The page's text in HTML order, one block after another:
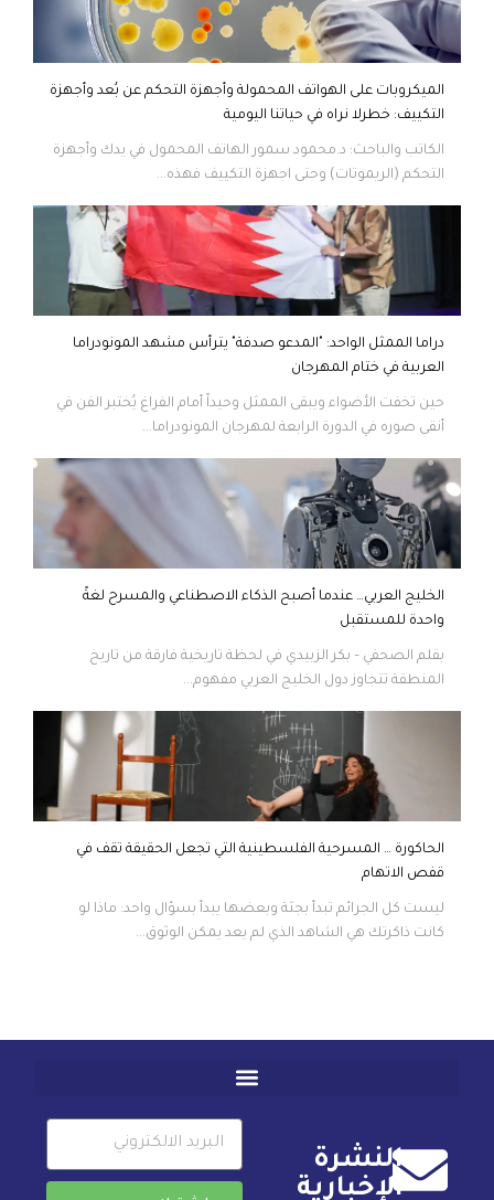
الميكروبات على الهواتف المحمولة وأجهزة التحكم عن بُعد وأجهزة
التكييف: خطرلا نراه في حياتنا اليومية
الكاتب والباحث: د.محمود سمور الهاتف المحمول في يدك وأجهزة
التحكم (الريموتات) وحتى اجهزة التكييف فهذه...
دراما الممثل الواحد: "المدعو صدفة" يترأس مشهد المونودراما
العربية في ختام المهرجان
حين تخفت الأضواء ويبقى الممثل وحيداً أمام الفراغ يُختبر الفن في
أنقى صوره في الدورة الرابعة لمهرجان المونودراما...
الخليج العربي… عندما أصبح الذكاء الاصطناعي والمسرح لغةً
واحدة للمستقبل
بقلم الصحفي – بكر الزبيدي في لحظة تاريخية فارقة من تاريخ
المنطقة تتجاوز دول الخليج العربي مفهوم...
الحاكورة … المسرحية الفلسطينية التي تجعل الحقيقة تقف في
قفص الاتهام
ليست كل الجرائم تبدأ بجثة وبعضها يبدأ بسؤال واحد: ماذا لو
كانت ذاكرتك هي الشاهد الذي لم يعد يمكن الوثوق...
النشرة
الإخبارية